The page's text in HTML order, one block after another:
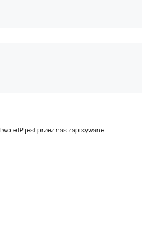
IP jest przez nas zapisywane.